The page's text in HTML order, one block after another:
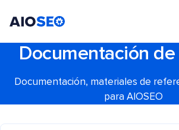
Documentación de
Documentación, materiales de
para AIOSEO